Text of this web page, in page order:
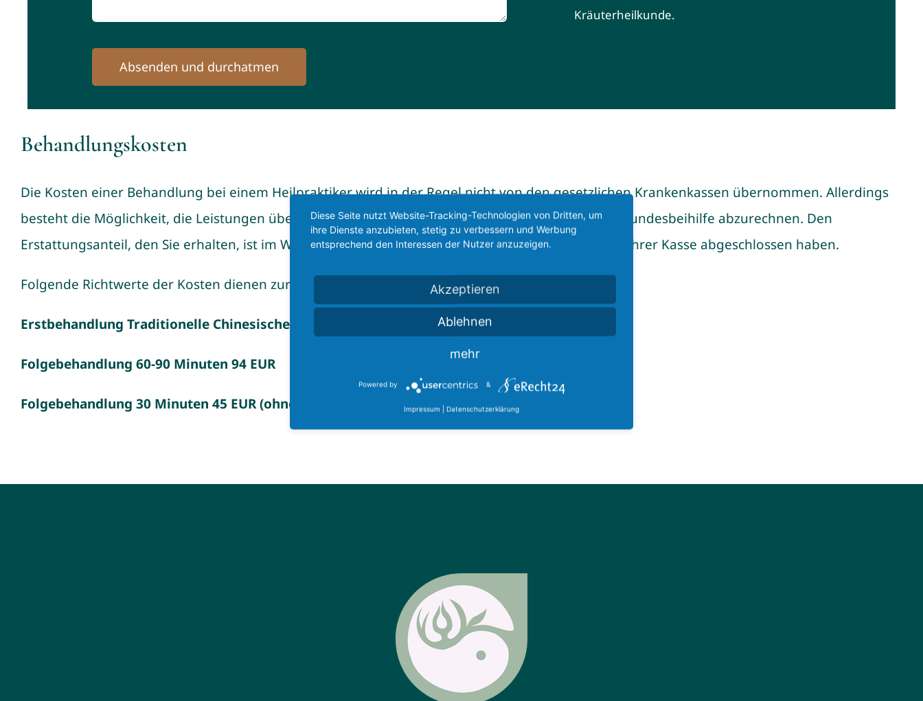
Absenden und durchatmen
Kräuterheilkunde.
Behandlungskosten
Die Kosten einer Behandlung bei einem Heilpraktiker wird in der Regel nicht von den gesetzlichen Krankenkassen übernommen. Allerdings
besteht die Möglichkeit, die Leistungen über private Krankenversicherungen sowie Landes- und Bundesbeihilfe abzurechnen. Den
Erstattungsanteil, den Sie erhalten, ist im Wesentlichen davon abhängig, welchen Vertrag Sie mit Ihrer Kasse abgeschlossen haben.
Folgende Richtwerte der Kosten dienen zur Orientierung:
Erstbehandlung Traditionelle Chinesische Medizin 130 EUR
Folgebehandlung 60-90 Minuten 94 EUR
Folgebehandlung 30 Minuten 45 EUR (ohne Akupunktur)
Diese Seite nutzt Website-Tracking-Technologien von Dritten, um
ihre Dienste anzubieten, stetig zu verbessern und Werbung
entsprechend den Interessen der Nutzer anzuzeigen.
Akzeptieren
Ablehnen
mehr
Powered by &
Impressum | Datenschutzerklärung